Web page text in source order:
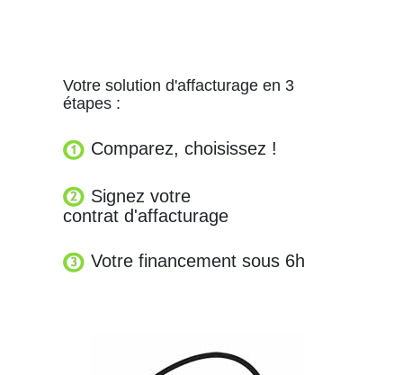
Votre solution d'affacturage en 3
étapes :
Comparez, choisissez !
Signez votre
contrat d'affacturage
Votre financement sous 6h